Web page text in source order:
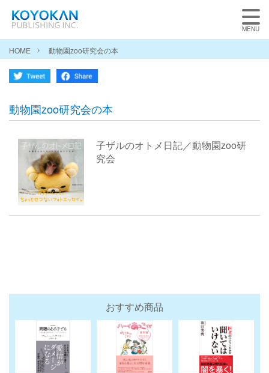
HOME 動物園zoo研究会の本
動物園zoo研究会の本
子ザルのオトメ日記／動物園zoo研
究会
おすすめ商品